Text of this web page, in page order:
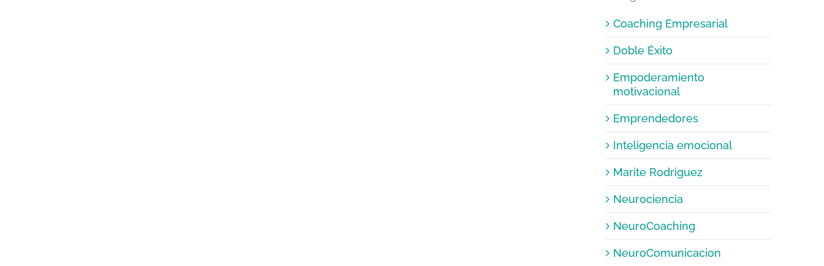
Coaching Empresarial
Doble Éxito
Empoderamiento
motivacional
Emprendedores
Inteligencia emocional
Marite Rodriguez
Neurociencia
NeuroCoaching
NeuroComunicacion